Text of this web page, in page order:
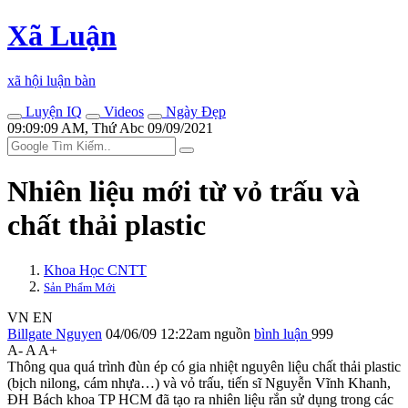
Xã Luận
xã hội luận bàn
Luyện IQ
Videos
Ngày Đẹp
09:09:09 AM, Thứ Abc 09/09/2021
Nhiên liệu mới từ vỏ trấu và
chất thải plastic
Khoa Học CNTT
Sản Phẩm Mới
VN EN
Billgate Nguyen 04/06/09 12:22am nguồn bình luận 999
A- A A+
Thông qua quá trình đùn ép có gia nhiệt nguyên liệu chất thải plastic
(bịch nilong, cám nhựa…) và vỏ trấu, tiến sĩ Nguyễn Vĩnh Khanh,
ĐH Bách khoa TP HCM đã tạo ra nhiên liệu rắn sử dụng trong các